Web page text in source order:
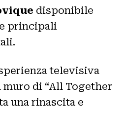
disponibile
principali
televisiva
di “All Together
una rinascita e